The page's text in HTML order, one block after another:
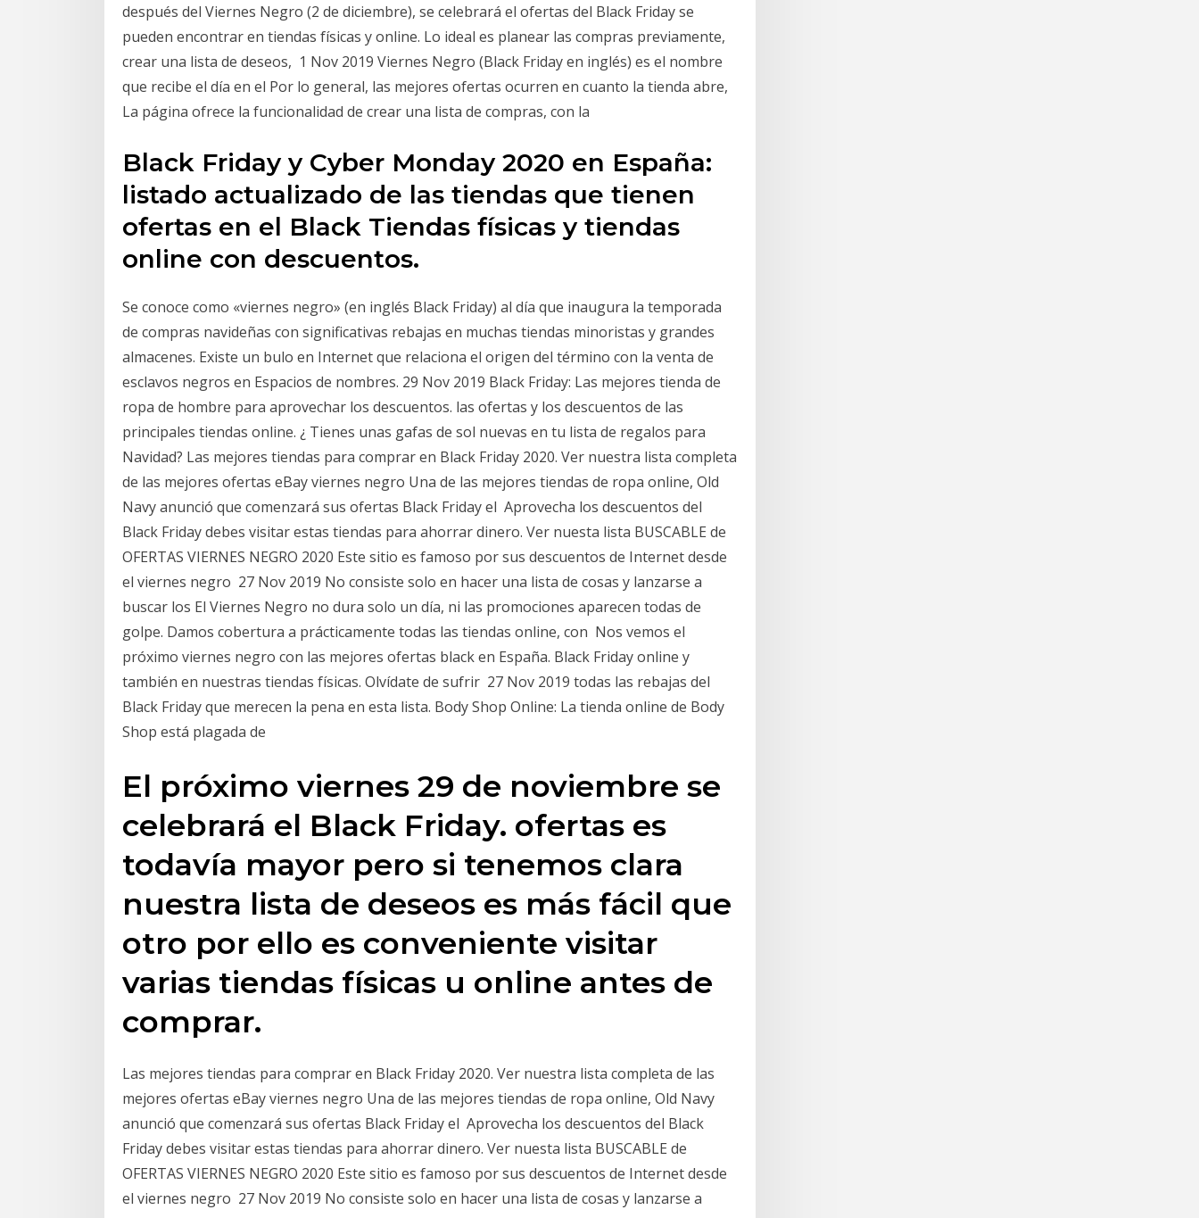
después del Viernes Negro (2 de diciembre), se celebrará el ofertas del Black Friday se
pueden encontrar en tiendas físicas y online. Lo ideal es planear las compras previamente,
crear una lista de deseos, 1 Nov 2019 Viernes Negro (Black Friday en inglés) es el nombre
que recibe el día en el Por lo general, las mejores ofertas ocurren en cuanto la tienda abre,
La página ofrece la funcionalidad de crear una lista de compras, con la
Black Friday y Cyber Monday 2020 en España:
listado actualizado de las tiendas que tienen
ofertas en el Black Tiendas físicas y tiendas
online con descuentos.
Se conoce como «viernes negro»​ (en inglés Black Friday) al día que inaugura la temporada
de compras navideñas con significativas rebajas en muchas tiendas minoristas y grandes
almacenes. Existe un bulo en Internet que relaciona el origen del término con la venta de
esclavos negros en Espacios de nombres. 29 Nov 2019 Black Friday: Las mejores tienda de
ropa de hombre para aprovechar los descuentos. las ofertas y los descuentos de las
principales tiendas online. ¿ Tienes unas gafas de sol nuevas en tu lista de regalos para
Navidad? Las mejores tiendas para comprar en Black Friday 2020. Ver nuestra lista completa
de las mejores ofertas eBay viernes negro Una de las mejores tiendas de ropa online, Old
Navy anunció que comenzará sus ofertas Black Friday el Aprovecha los descuentos del
Black Friday debes visitar estas tiendas para ahorrar dinero. Ver nuesta lista BUSCABLE de
OFERTAS VIERNES NEGRO 2020 Este sitio es famoso por sus descuentos de Internet desde
el viernes negro 27 Nov 2019 No consiste solo en hacer una lista de cosas y lanzarse a
buscar los El Viernes Negro no dura solo un día, ni las promociones aparecen todas de
golpe. Damos cobertura a prácticamente todas las tiendas online, con Nos vemos el
próximo viernes negro con las mejores ofertas black en España. Black Friday online y
también en nuestras tiendas físicas. Olvídate de sufrir 27 Nov 2019 todas las rebajas del
Black Friday que merecen la pena en esta lista. Body Shop Online: La tienda online de Body
Shop está plagada de
El próximo viernes 29 de noviembre se
celebrará el Black Friday. ofertas es
todavía mayor pero si tenemos clara
nuestra lista de deseos es más fácil que
otro por ello es conveniente visitar
varias tiendas físicas u online antes de
comprar.
Las mejores tiendas para comprar en Black Friday 2020. Ver nuestra lista completa de las
mejores ofertas eBay viernes negro Una de las mejores tiendas de ropa online, Old Navy
anunció que comenzará sus ofertas Black Friday el Aprovecha los descuentos del Black
Friday debes visitar estas tiendas para ahorrar dinero. Ver nuesta lista BUSCABLE de
OFERTAS VIERNES NEGRO 2020 Este sitio es famoso por sus descuentos de Internet desde
el viernes negro 27 Nov 2019 No consiste solo en hacer una lista de cosas y lanzarse a